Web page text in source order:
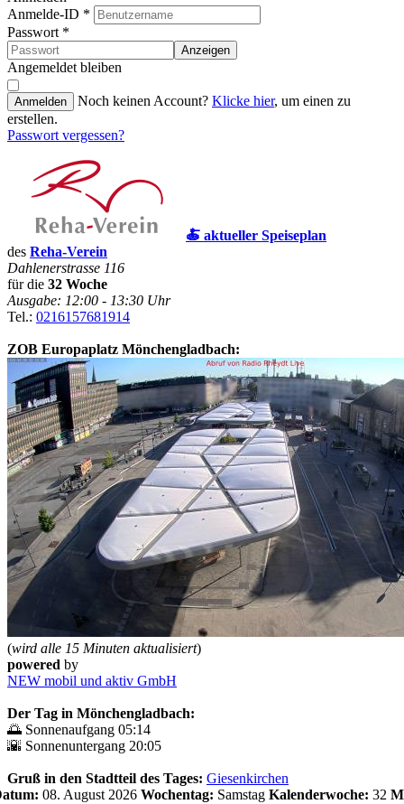
Anmelde-ID *
Passwort *
Anzeigen
Angemeldet bleiben
Anmelden Noch keinen Account? Klicke hier, um einen zu
erstellen.
Passwort vergessen?
🍝 aktueller Speiseplan
des Reha-Verein
Dahlenerstrasse 116
für die 32 Woche
Ausgabe: 12:00 - 13:30 Uhr
Tel.: 0216157681914
ZOB Europaplatz Mönchengladbach:
(wird alle 15 Minuten aktualisiert)
powered by
NEW mobil und aktiv GmbH
Der Tag in Mönchengladbach:
🌅 Sonnenaufgang 05:14
🌇 Sonnenuntergang 20:05
Gruß in den Stadtteil des Tages: Giesenkirchen
08. August 2026 Wochentag: Samstag Kalenderwoche: 32